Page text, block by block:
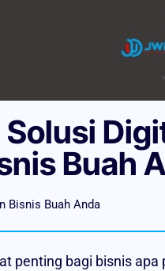
Buah
Bisnis Buah Anda
penting bagi bisnis apa